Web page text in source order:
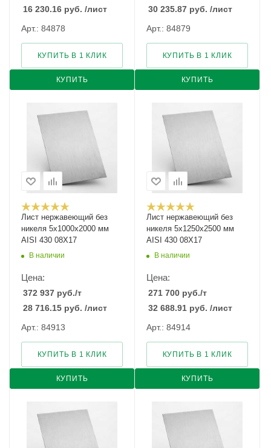
16 230.16 руб. /лист
Арт.: 84878
КУПИТЬ
КУПИТЬ В 1 КЛИК
30 235.87 руб. /лист
Арт.: 84879
КУПИТЬ
КУПИТЬ В 1 КЛИК
Лист нержавеющий без
никеля 5х1000х2000 мм
AISI 430 08Х17
В наличии
Цена:
372 937 руб./т
28 716.15 руб. /лист
Арт.: 84913
КУПИТЬ
КУПИТЬ В 1 КЛИК
Лист нержавеющий без
никеля 5х1250х2500 мм
AISI 430 08Х17
В наличии
Цена:
271 700 руб./т
32 688.91 руб. /лист
Арт.: 84914
КУПИТЬ
КУПИТЬ В 1 КЛИК